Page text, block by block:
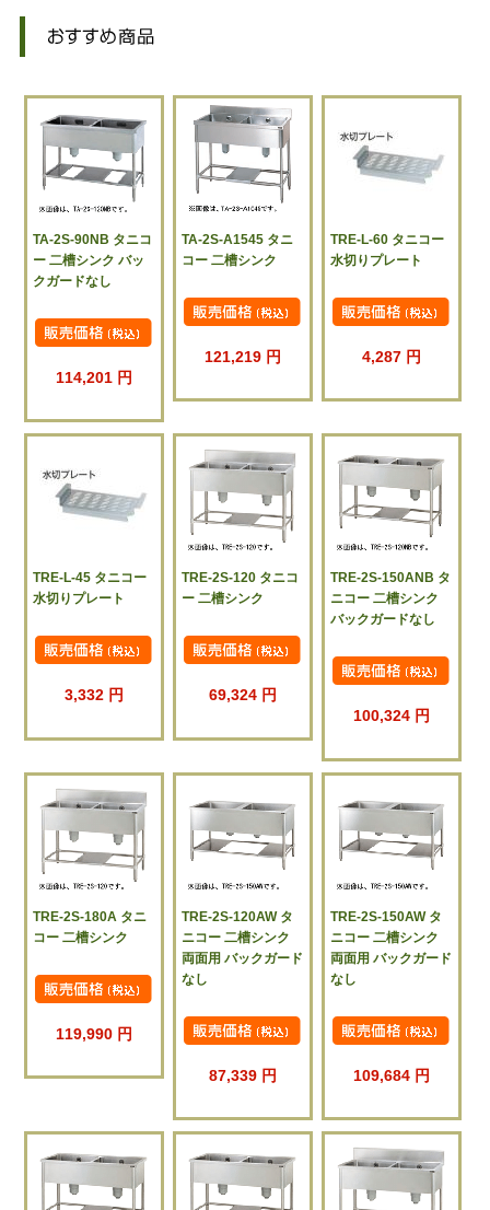
TA-2S-90NB タニコ
ー 二槽シンク バッ
クガードなし
114,201 円
TA-2S-A1545 タニ
コー 二槽シンク
121,219 円
TRE-L-60 タニコー
水切りプレート
4,287 円
TRE-L-45 タニコー
水切りプレート
3,332 円
TRE-2S-120 タニコ
ー 二槽シンク
69,324 円
TRE-2S-150ANB タ
ニコー 二槽シンク
バックガードなし
100,324 円
TRE-2S-180A タニ
コー 二槽シンク
119,990 円
TRE-2S-120AW タ
ニコー 二槽シンク
両面用 バックガード
なし
87,339 円
TRE-2S-150AW タ
ニコー 二槽シンク
両面用 バックガード
なし
109,684 円